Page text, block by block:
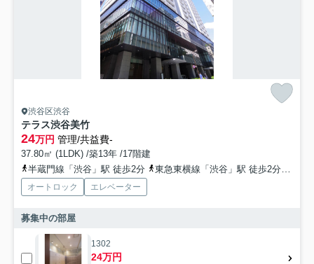
渋谷区渋谷
テラス渋谷美竹
24万円 管理/共益費-
37.80㎡ (1LDK) /築13年 /17階建
半蔵門線「渋谷」駅 徒歩2分
東急東横線「渋谷」駅 徒歩2分
オートロック エレベーター
募集中の部屋
1302
24万円